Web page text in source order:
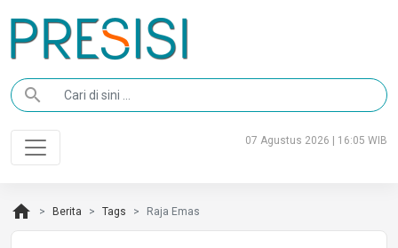
search
07 Agustus 2026 | 16:05 WIB
home Berita Tags Raja Emas